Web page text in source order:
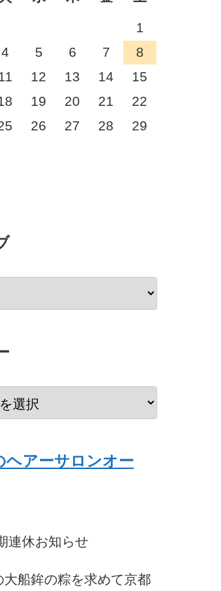
1
4 5 6 7
8
12 13 14
15
19 20 21
22
26 27 28
29
ヘアーサロンオー
連休お知らせ
船鉾の粽を求めて京都